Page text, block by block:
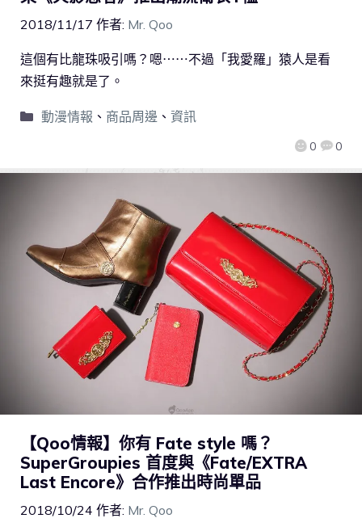
2018/11/17 作者: Mr. Qoo
0 0
這個有比龍珠吸引嗎？嗯⋯⋯不過「我愛羅」猿人是看
來挺有趣就是了。
動漫情報 、 商品周邊 、 資訊
【Qoo情報】你有 Fate style 嗎？
SuperGroupies 首度與《Fate/EXTRA
Last Encore》合作推出時尚單品
2018/10/24 作者: Mr. Qoo